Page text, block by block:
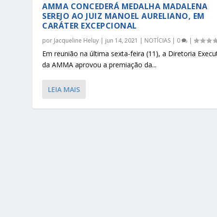
AMMA CONCEDERÁ MEDALHA MADALENA
SEREJO AO JUIZ MANOEL AURELIANO, EM
CARÁTER EXCEPCIONAL
por Jacqueline Heluy | jun 14, 2021 | NOTÍCIAS | 0 |
Em reunião na última sexta-feira (11), a Diretoria
da AMMA aprovou a premiação da...
LEIA MAIS